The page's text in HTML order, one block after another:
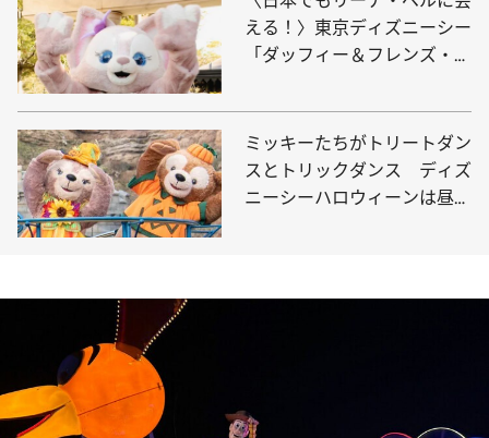
える！〉東京ディズニーシー
「ダッフィー＆フレンズ・ワ
の“キャラクターグリーティ
ング”
ミッキーたちがトリートダン
スとトリックダンス ディズ
ニーシーハロウィーンは昼夜